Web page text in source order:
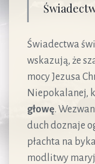
Świadectwa
wskazują, że
mocy Jezusa
Niepokalanej,
głowę.
duch doznaje
płachta na
modlitwy